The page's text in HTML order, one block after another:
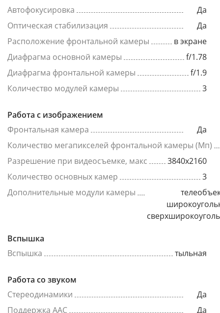
Автофокусировка
Да
Оптическая стабилизация
Да
Расположение фронтальной камеры
в экране
Диафрагма основной камеры
f/1.78
Диафрагма фронтальной камеры
f/1.9
Количество модулей камеры
3
Работа с изображением
Фронтальная камера
Да
Количество мегапикселей фронтальной камеры (Мп)
Разрешение при видеосъемке, макс
3840x2160
Количество основных камер
3
Дополнительные модули камеры
Вспышка
Вспышка
тыльная
Работа со звуком
Стереодинамики
Да
Поддержка AAC
Да